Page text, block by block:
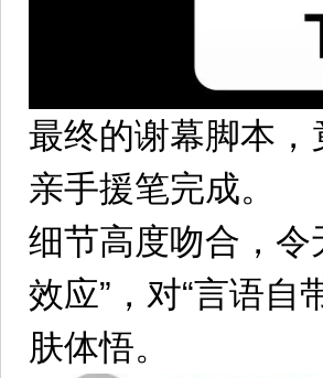
最终的谢幕脚本
亲手援笔完成。
细节高度吻合，令
效应”，对“言语自
肤体悟。